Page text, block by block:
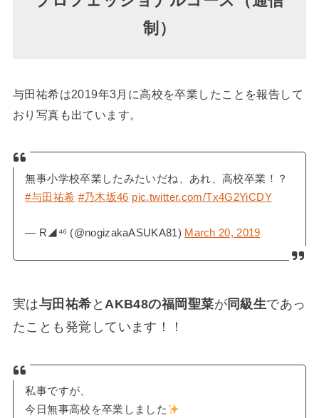
制）
与田祐希は2019年3月に高校を卒業したことを報告して
おり写真も出ています。
無事小学校卒業したみたいだね、あれ、高校卒業！？
#与田祐希 #乃木坂46 pic.twitter.com/Tx4G2YiCDY
— R◢⁴⁶ (@nogizakaASUKA81) March 20, 2019
実は与田祐希 と AKB48の福岡聖菜が同級生であっ
たことも発覚しています！！
私事ですが、
今日無事高校を卒業しました